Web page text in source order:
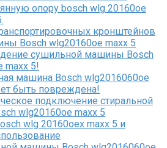
опору bosch wlg 20160oe
кронштейнов
Bosch wlg20160oe maxx 5
сушильной машины Bosch
maxx 5!
машина Bosch wlg2016060oe
быть повреждена!
подключение стиральной
wlg20160oe maxx 5
wlg 20160oex maxx 5 и